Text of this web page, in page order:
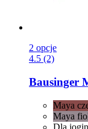
2 opcje
4.5 (2)
Bausinger
Maya
Maya
Dla